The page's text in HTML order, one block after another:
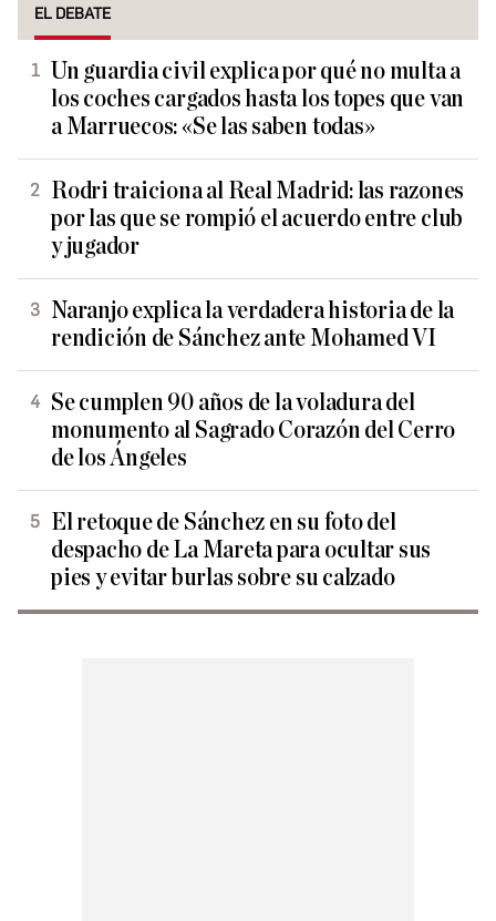
EL DEBATE
Un guardia civil explica por qué no multa a
los coches cargados hasta los topes que van
a Marruecos: «Se las saben todas»
Rodri traiciona al Real Madrid: las razones
por las que se rompió el acuerdo entre club
y jugador
Naranjo explica la verdadera historia de la
rendición de Sánchez ante Mohamed VI
Se cumplen 90 años de la voladura del
monumento al Sagrado Corazón del Cerro
de los Ángeles
El retoque de Sánchez en su foto del
despacho de La Mareta para ocultar sus
pies y evitar burlas sobre su calzado